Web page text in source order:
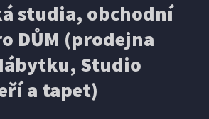
Přidat do košíku
Síť proti hmyzu do
210 x 100 cm
studia, obchodní
DŮM (prodejna
Studio
a tapet)